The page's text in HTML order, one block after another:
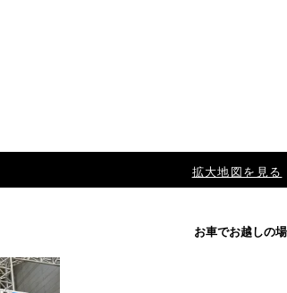
拡大地図を見る
お車でお越しの